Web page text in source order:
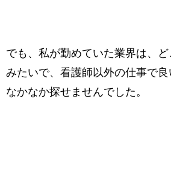
でも、私が勤めていた業界は、
みたいで、看護師以外の仕事で
なかなか探せませんでした。